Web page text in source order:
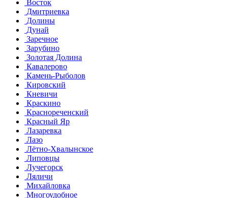
Восток
Дмитриевка
Долины
Дунай
Заречное
Зарубино
Золотая Долина
Кавалерово
Камень-Рыболов
Кировский
Кневичи
Краскино
Краснореченский
Красный Яр
Лазаревка
Лазо
Лётно-Хвалынское
Липовцы
Лучегорск
Ляличи
Михайловка
Многоудобное